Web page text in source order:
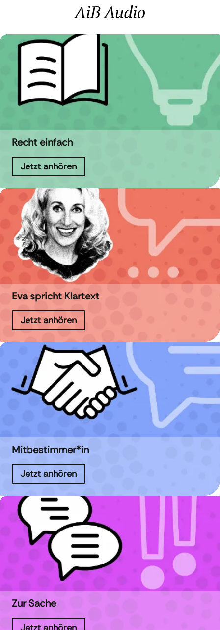
AiB Audio
Recht einfach
Jetzt anhören
Eva spricht Klartext
Jetzt anhören
Mitbestimmer*in
Jetzt anhören
Zur Sache
Jetzt anhören